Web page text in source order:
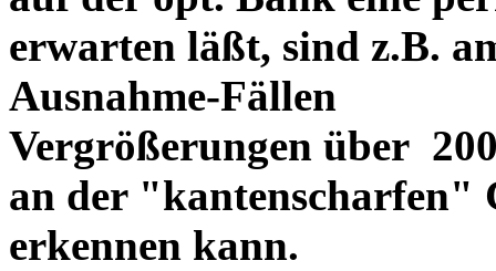
erwarten läßt, sind z.B.
Ausnahme-Fällen
Vergrößerungen über
an der "kantenscharfen"
erkennen kann.